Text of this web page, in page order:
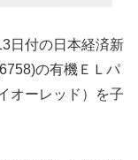
日付の日本経済新
の有機ＥＬパ
オーレッド）を子